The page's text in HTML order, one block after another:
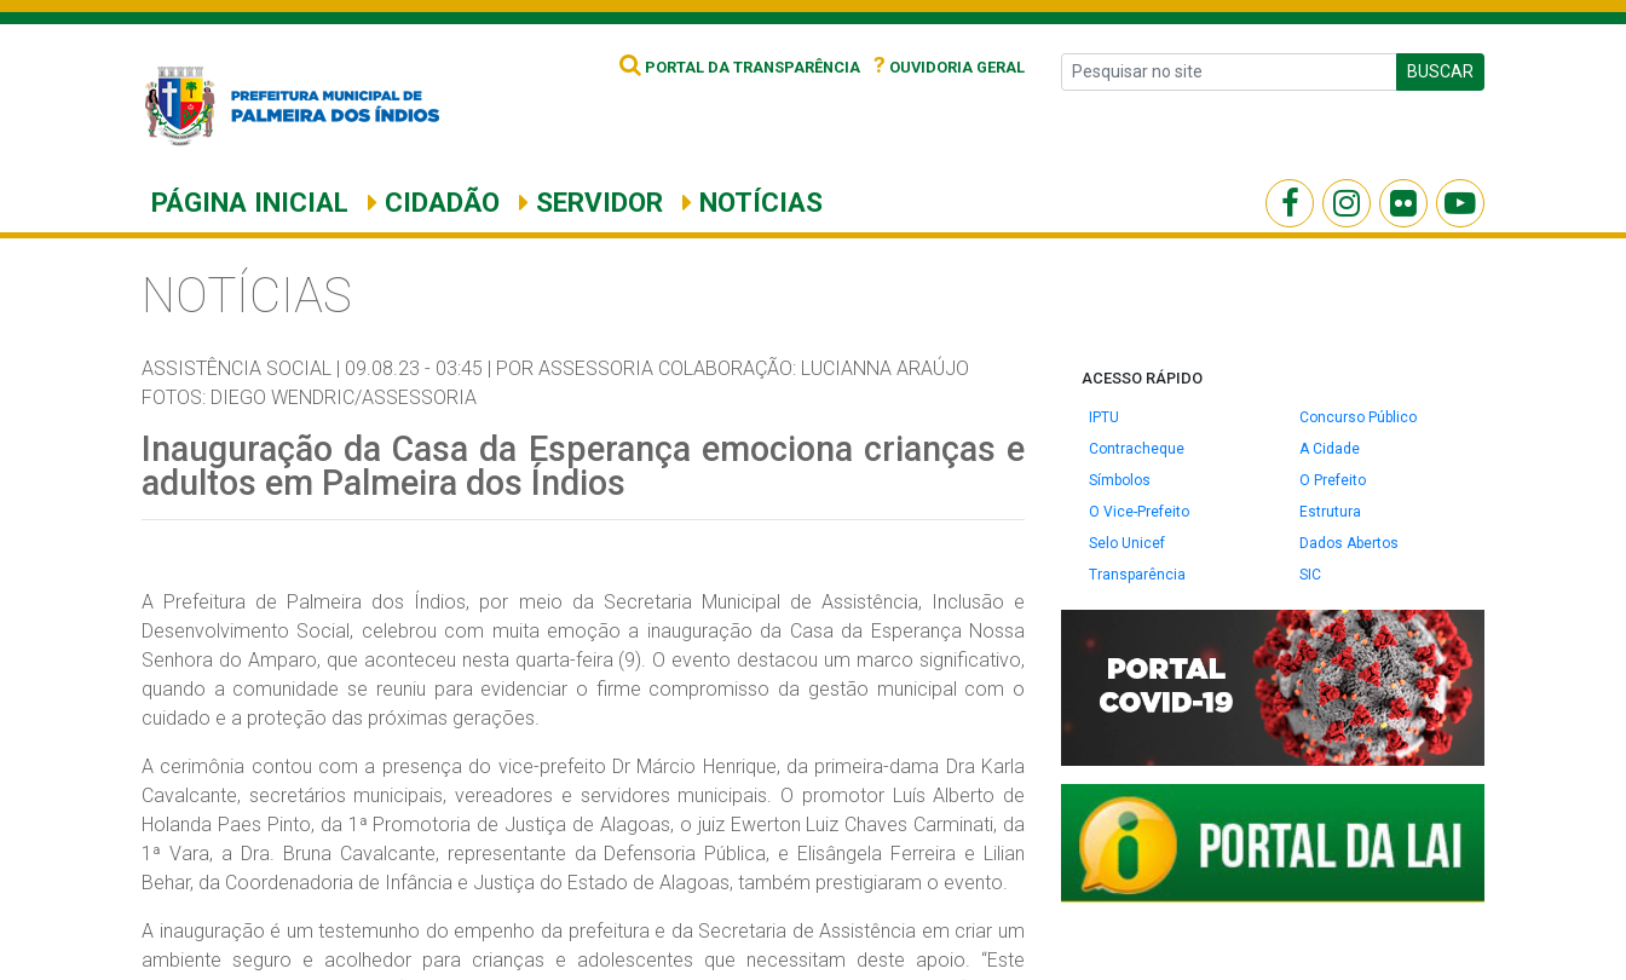
PORTAL DA TRANSPARÊNCIA ? OUVIDORIA GERAL BUSCAR
PÁGINA INICIAL CIDADÃO SERVIDOR NOTÍCIAS
NOTÍCIAS
ASSISTÊNCIA SOCIAL | 09.08.23 - 03:45 | POR ASSESSORIA COLABORAÇÃO: LUCIANNA ARAÚJO
FOTOS: DIEGO WENDRIC/ASSESSORIA
Inauguração da Casa da Esperança emociona crianças e
adultos em Palmeira dos Índios
A Prefeitura de Palmeira dos Índios, por meio da Secretaria Municipal de Assistência, Inclusão e
Desenvolvimento Social, celebrou com muita emoção a inauguração da Casa da Esperança Nossa
Senhora do Amparo, que aconteceu nesta quarta-feira (9). O evento destacou um marco significativo,
quando a comunidade se reuniu para evidenciar o firme compromisso da gestão municipal com o
cuidado e a proteção das próximas gerações.
A cerimônia contou com a presença do vice-prefeito Dr Márcio Henrique, da primeira-dama Dra Karla
Cavalcante, secretários municipais, vereadores e servidores municipais. O promotor Luís Alberto de
Holanda Paes Pinto, da 1ª Promotoria de Justiça de Alagoas, o juiz Ewerton Luiz Chaves Carminati, da
1ª Vara, a Dra. Bruna Cavalcante, representante da Defensoria Pública, e Elisângela Ferreira e Lilian
Behar, da Coordenadoria de Infância e Justiça do Estado de Alagoas, também prestigiaram o evento.
A inauguração é um testemunho do empenho da prefeitura e da Secretaria de Assistência em criar um
ambiente seguro e acolhedor para crianças e adolescentes que necessitam deste apoio. “Este
ACESSO RÁPIDO
IPTU
Concurso Público
Contracheque
A Cidade
Símbolos
O Prefeito
O Vice-Prefeito
Estrutura
Selo Unicef
Dados Abertos
Transparência
SIC